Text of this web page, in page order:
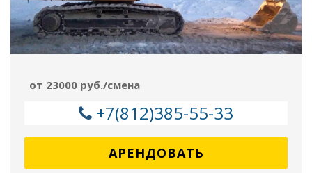
от 23000 руб./смена
+7(812)385-55-33
АРЕНДОВАТЬ